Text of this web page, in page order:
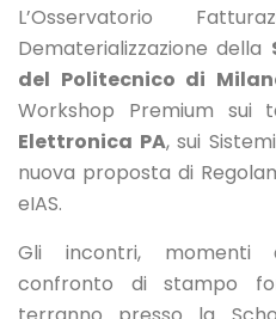
L’Osservatorio
Dematerializzazione della
del Politecnico di
Workshop Premium sui
Elettronica PA, sui
nuova proposta di
eIAS.
Gli incontri, momenti
confronto di stampo